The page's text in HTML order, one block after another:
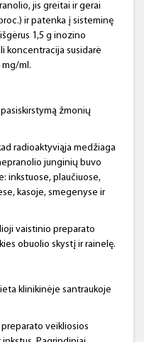
jis greitai ir gerai
ir patenka į sisteminę
1,5 g inozino
koncentracija susidarė
mg/ml.
žmonių
radioaktyviąja medžiaga
junginių buvo
inkstuose, plaučiuose,
kasoje, smegenyse ir
vaistinio preparato
obuolio skystį ir rainelę.
klinikinėje santraukoje
veikliosios